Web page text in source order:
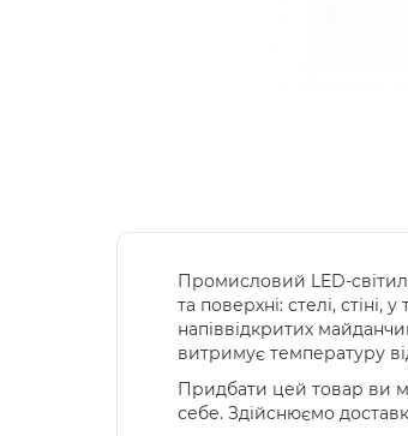
Промисловий LED-
та поверхні: стелі,
напіввідкритих
витримує температуру
Придбати цей товар ви
себе. Здійснюємо